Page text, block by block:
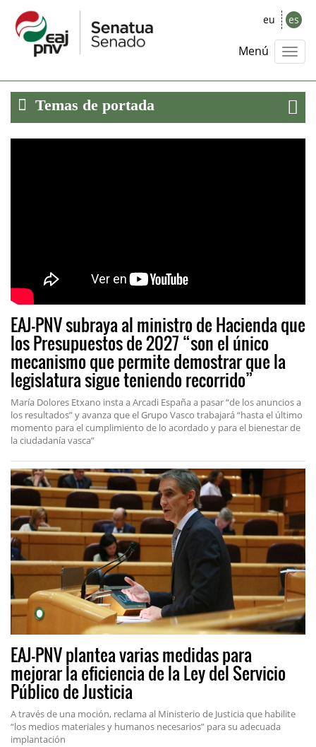
eu es
Menú
Temas de portada
EAJ-PNV subraya al ministro de Hacienda que
los Presupuestos de 2027 “son el único
mecanismo que permite demostrar que la
legislatura sigue teniendo recorrido”
María Dolores Etxano insta a Arcadi España a pasar “de los anuncios a
los resultados” y avanza que el Grupo Vasco trabajará “hasta el último
momento para el cumplimiento de lo acordado y para el bienestar de
la ciudadanía vasca”
EAJ-PNV plantea varias medidas para
mejorar la eficiencia de la Ley del Servicio
Público de Justicia
A través de una moción, reclama al Ministerio de Justicia que habilite
“los medios materiales y humanos necesarios” para su adecuada
implantación